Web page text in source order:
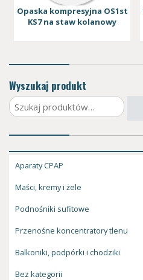
Opaska kompresyjna OS1st
KS7 na staw kolanowy
Wyszukaj produkt
Szukaj:
Aparaty CPAP
Maści, kremy i żele
Podnośniki sufitowe
Przenośne koncentratory tlenu
Balkoniki, podpórki i chodziki
Bez kategorii